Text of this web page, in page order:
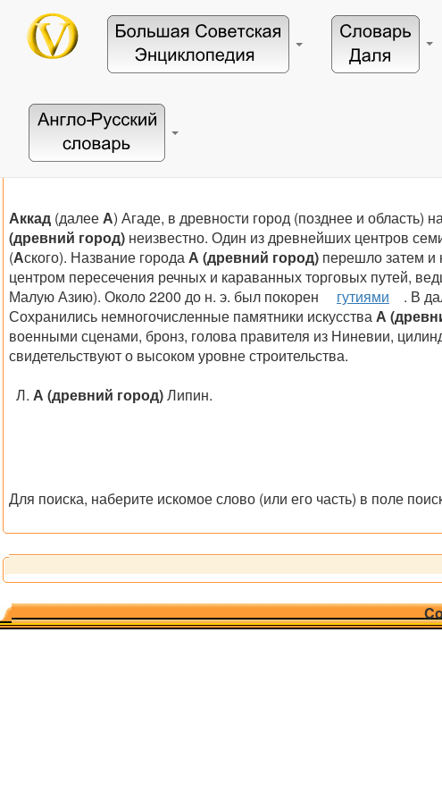
Аккад (далееА) Агаде, в древности город (позднее и
(древний город) неизвестно. Один из древнейших центров
(Аского). Название городаА (древний город) перешло затем и
центром пересечения речных и караванных торговых путей,
Малую Азию). Около 2200 до н. э. был покорен
гутиями . В
Сохранились немногочисленные памятники искусстваА
военными сценами, бронз, голова правителя из Ниневии,
свидетельствуют о высоком уровне строительства.
Л. А (древний город)Липин.
Для поиска, наберите искомое слово (или его часть) в поле